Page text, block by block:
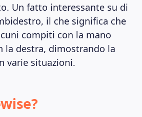
Un fatto interessante su di
il che significa che
compiti con la mano
la destra, dimostrando la
varie situazioni.